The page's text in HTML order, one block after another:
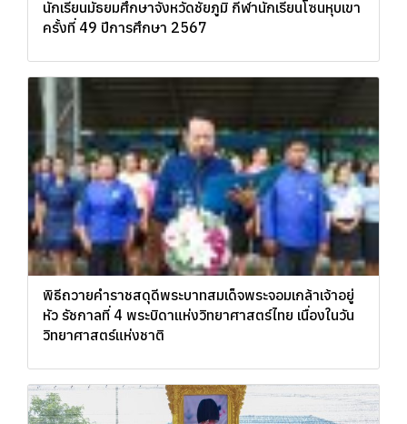
นักเรียนมัธยมศึกษาจังหวัดชัยภูมิ กีฬานักเรียนโซนหุบเขา
ครั้งที่ 49 ปีการศึกษา 2567
พิธีถวายคำราชสดุดีพระบาทสมเด็จพระจอมเกล้าเจ้าอยู่
หัว รัชกาลที่ 4 พระบิดาแห่งวิทยาศาสตร์ไทย เนื่องในวัน
วิทยาศาสตร์แห่งชาติ